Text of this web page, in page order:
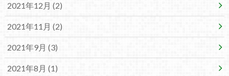
2021年12月 (2)
2021年11月 (2)
2021年9月 (3)
2021年8月 (1)